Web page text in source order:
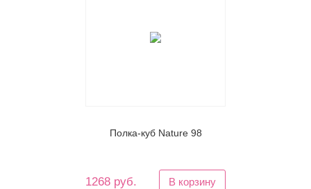
Полка-куб Nature 98
1268 руб. В корзину